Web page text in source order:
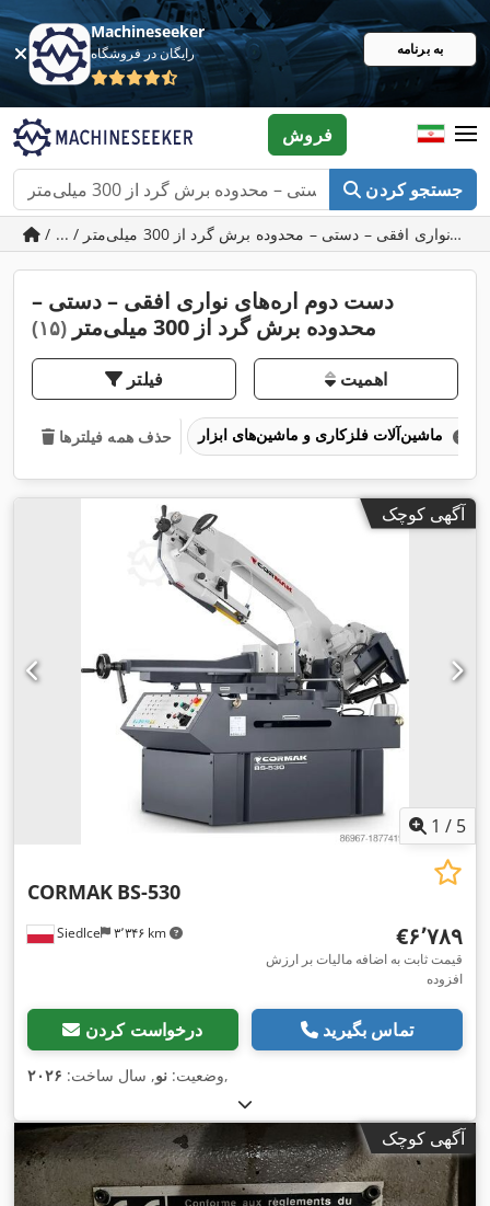
Machineseeker
رایگان در فروشگاه به برنامه
جستجو کردن
فروش
دست دوم اره‌های نواری افقی – دستی –
محدوده برش گرد از 300 میلی‌متر
(۱۵)
فیلتر اهمیت
حذف همه فیلترها
آگهی کوچک
1 / 5
Siedlce ۳٬۳۴۶ km
CORMAK BS-530
‎€۶٬۷۸۹
قیمت ثابت به اضافه مالیات بر ارزش
افزوده
درخواست کردن تماس بگیرید
وضعیت: نو, سال ساخت: ۲۰۲۶ ,
آگهی کوچک